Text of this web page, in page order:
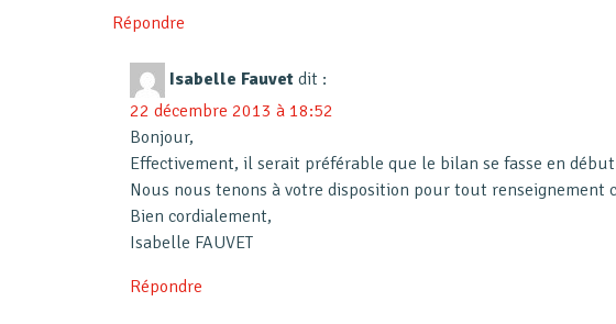
Répondre
Isabelle Fauvet dit :
22 décembre 2013 à 18:52
Bonjour,
Effectivement, il serait préférable que le bilan se fasse en
Nous nous tenons à votre disposition pour tout renseignement
Bien cordialement,
Isabelle FAUVET
Répondre